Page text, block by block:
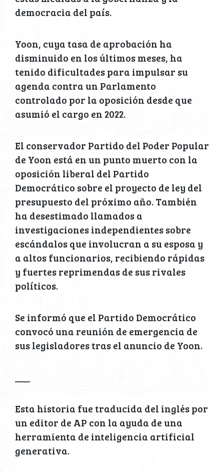
democracia del país.
Yoon, cuya tasa de aprobación ha
disminuido en los últimos meses, ha
tenido dificultades para impulsar su
agenda contra un Parlamento
controlado por la oposición desde que
asumió el cargo en 2022.
El conservador Partido del Poder Popular
de Yoon está en un punto muerto con la
oposición liberal del Partido
Democrático sobre el proyecto de ley del
presupuesto del próximo año. También
ha desestimado llamados a
investigaciones independientes sobre
escándalos que involucran a su esposa y
a altos funcionarios, recibiendo rápidas
y fuertes reprimendas de sus rivales
políticos.
Se informó que el Partido Democrático
convocó una reunión de emergencia de
sus legisladores tras el anuncio de Yoon.
Esta historia fue traducida del inglés por
un editor de AP con la ayuda de una
herramienta de inteligencia artificial
generativa.